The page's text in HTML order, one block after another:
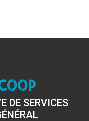
DE SERVICES